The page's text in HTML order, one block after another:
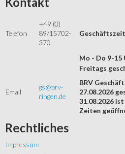
Telefon
+49 (0)
89/15702-
370
Mo - Do 9-15
Email
gs@brv-
ringen.de
Freitags
BRV
27.08.2026
31.08.2026
Zeiten
Rechtliches
Impressum